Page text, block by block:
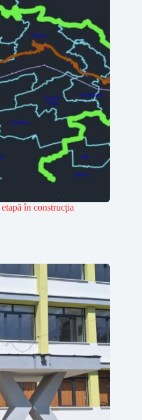
în construcția